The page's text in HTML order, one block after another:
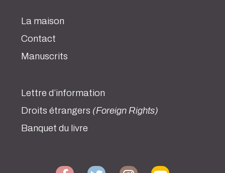
La maison
Contact
Manuscrits
Lettre d’information
Droits étrangers (Foreign Rights)
Banquet du livre